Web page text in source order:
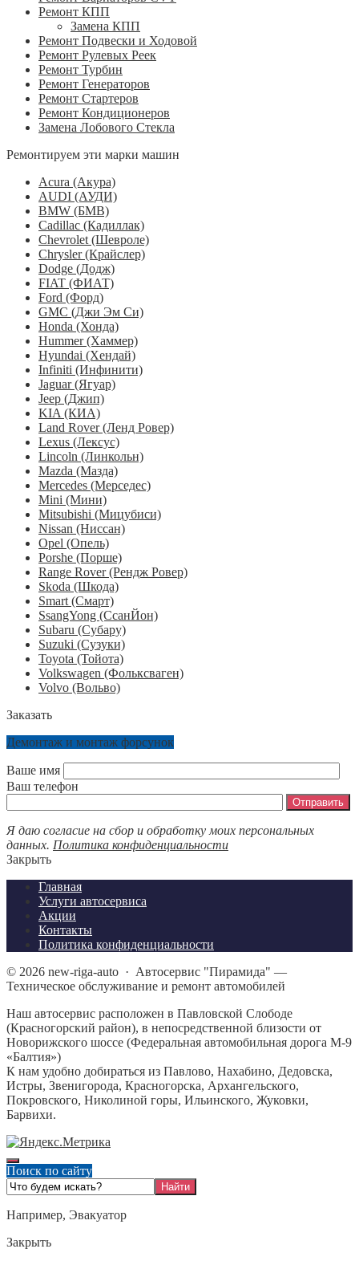
Ремонт КПП
Замена КПП
Ремонт Подвески и Ходовой
Ремонт Рулевых Реек
Ремонт Турбин
Ремонт Генераторов
Ремонт Стартеров
Ремонт Кондиционеров
Замена Лобового Стекла
Ремонтируем эти марки машин
Acura (Акура)
AUDI (АУДИ)
BMW (БМВ)
Cadillac (Кадиллак)
Chevrolet (Шевроле)
Chrysler (Крайслер)
Dodge (Додж)
FIAT (ФИАТ)
Ford (Форд)
GMC (Джи Эм Си)
Honda (Хонда)
Hummer (Хаммер)
Hyundai (Хендай)
Infiniti (Инфинити)
Jaguar (Ягуар)
Jeep (Джип)
KIA (КИА)
Land Rover (Ленд Ровер)
Lexus (Лексус)
Lincoln (Линкольн)
Mazda (Мазда)
Mercedes (Мерседес)
Mini (Мини)
Mitsubishi (Мицубиси)
Nissan (Ниссан)
Opel (Опель)
Porshe (Порше)
Range Rover (Рендж Ровер)
Skoda (Шкода)
Smart (Смарт)
SsangYong (СсанЙон)
Subaru (Субару)
Suzuki (Сузуки)
Toyota (Тойота)
Volkswagen (Фольксваген)
Volvo (Вольво)
Заказать
Демонтаж и монтаж форсунок
Ваше имя
Ваш телефон
Я даю согласие на сбор и обработку моих персональных
данных. Политика конфиденциальности
Закрыть
Главная
Услуги автосервиса
Акции
Контакты
Политика конфиденциальности
© 2026 new-riga-auto · Автосервис "Пирамида" —
Техническое обслуживание и ремонт автомобилей
Наш автосервис расположен в Павловской Слободе
(Красногорский район), в непосредственной близости от
Новорижского шоссе (Федеральная автомобильная дорога М-9
«Балтия»)
К нам удобно добираться из Павлово, Нахабино, Дедовска,
Истры, Звенигорода, Красногорска, Архангельского,
Покровского, Николиной горы, Ильинского, Жуковки,
Барвихи.
Поиск по сайту
Например, Эвакуатор
Закрыть